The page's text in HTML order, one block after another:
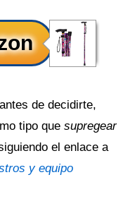
de decidirte,
tipo que supregear
el enlace a
y equipo